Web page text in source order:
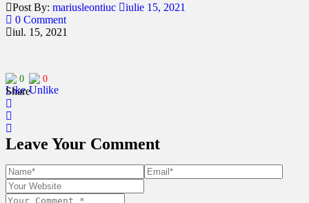
Post By: mariusleontiuc
iulie 15, 2021
0 Comment
iul. 15, 2021
0 0
Share
Leave Your Comment